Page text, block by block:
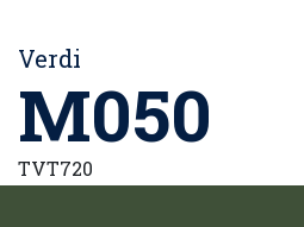
Verdi
M050
TVT720